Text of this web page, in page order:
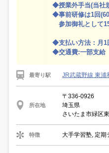
◆授業外手当(当社
◆事前研修は1回
参加御礼として
◆支払い方法：月1
◆交通費:一部支給
最寄り駅 JR武蔵野線 東浦
所在地
〒336-0926
埼玉県
さいたま市緑区
特徴 大手学習塾, 定期